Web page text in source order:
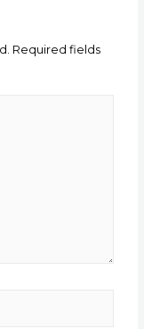
Required fields